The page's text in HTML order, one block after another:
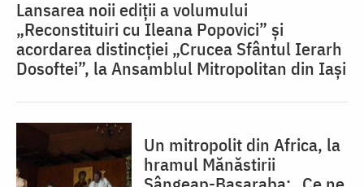
Lansarea noii ediții a volumului
„Reconstituiri cu Ileana Popovici” și
acordarea distincției „Crucea Sfântul Ierarh
Dosoftei”, la Ansamblul Mitropolitan din Iași
Un mitropolit din Africa, la
hramul Mănăstirii